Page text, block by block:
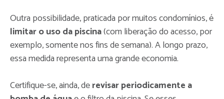
Outra possibilidade, praticada por muitos condomínios, é
limitar o uso da piscina(com liberação do acesso, por
exemplo, somente nos fins de semana). A longo prazo,
essa medida representa uma grande economia.
Certifique-se, ainda, derevisar periodicamente a